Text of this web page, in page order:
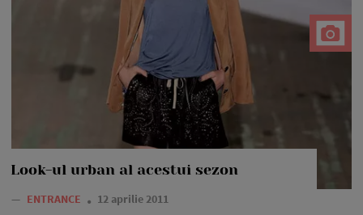
Look-ul urban al acestui sezon
— ENTRANCE 12 aprilie 2011